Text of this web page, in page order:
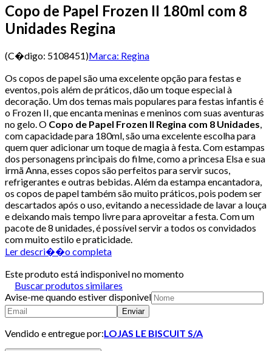
Copo de Papel Frozen II 180ml com 8
Unidades Regina
(C�digo: 5108451)Marca: Regina
Os copos de papel são uma excelente opção para festas e
eventos, pois além de práticos, dão um toque especial à
decoração. Um dos temas mais populares para festas infantis é
o Frozen II, que encanta meninas e meninos com suas aventuras
no gelo. O Copo de Papel Frozen II Regina com 8 Unidades,
com capacidade para 180ml, são uma excelente escolha para
quem quer adicionar um toque de magia à festa. Com estampas
dos personagens principais do filme, como a princesa Elsa e sua
irmã Anna, esses copos são perfeitos para servir sucos,
refrigerantes e outras bebidas. Além da estampa encantadora,
os copos de papel também são muito práticos, pois podem ser
descartados após o uso, evitando a necessidade de lavar a louça
e deixando mais tempo livre para aproveitar a festa. Com um
pacote de 8 unidades, é possível servir a todos os convidados
com muito estilo e praticidade.
Ler descri��o completa
Este produto está indisponivel no momento
Buscar produtos similares
Avise-me quando estiver disponivel
Enviar
Vendido e entregue por:LOJAS LE BISCUIT S/A